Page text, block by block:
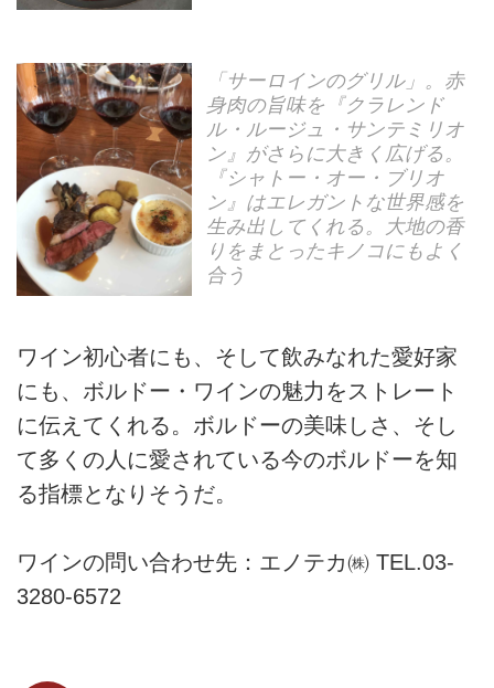
「サーロインのグリル」。赤
身肉の旨味を『クラレンド
ル・ルージュ・サンテミリオ
ン』がさらに大きく広げる。
『シャトー・オー・ブリオ
ン』はエレガントな世界感を
生み出してくれる。大地の香
りをまとったキノコにもよく
合う
ワイン初心者にも、そして飲みなれた愛好家
にも、ボルドー・ワインの魅力をストレート
に伝えてくれる。ボルドーの美味しさ、そし
て多くの人に愛されている今のボルドーを知
る指標となりそうだ。
ワインの問い合わせ先：エノテカ㈱ TEL.03-
3280-6572